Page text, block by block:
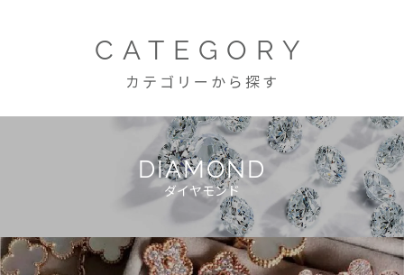
CATEGORY
カテゴリーから探す
DIAMOND
ダイヤモンド